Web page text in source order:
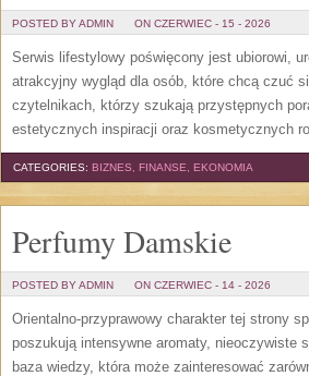
POSTED BY ADMIN ON CZERWIEC - 15 - 2026
Serwis lifestylowy poświęcony jest ubiorowi,
atrakcyjny wygląd dla osób, które chcą czuć
czytelnikach, którzy szukają przystępnych
estetycznych inspiracji oraz kosmetycznych
CATEGORIES: BIZNES, FINANSE, EKONOMIA
Perfumy Damskie
POSTED BY ADMIN ON CZERWIEC - 14 - 2026
Orientalno-przyprawowy charakter tej strony
poszukują intensywne aromaty, nieoczywiste
baza wiedzy, która może zainteresować